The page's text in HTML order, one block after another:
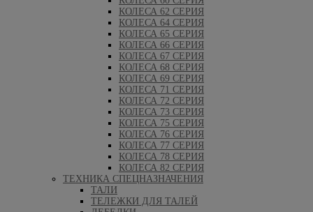
КОЛЕСА 62 СЕРИЯ
КОЛЕСА 64 СЕРИЯ
КОЛЕСА 65 СЕРИЯ
КОЛЕСА 66 СЕРИЯ
КОЛЕСА 67 СЕРИЯ
КОЛЕСА 68 СЕРИЯ
КОЛЕСА 69 СЕРИЯ
КОЛЕСА 71 СЕРИЯ
КОЛЕСА 72 СЕРИЯ
КОЛЕСА 73 СЕРИЯ
КОЛЕСА 75 СЕРИЯ
КОЛЕСА 76 СЕРИЯ
КОЛЕСА 77 СЕРИЯ
КОЛЕСА 78 СЕРИЯ
КОЛЕСА 82 СЕРИЯ
ТЕХНИКА СПЕЦНАЗНАЧЕНИЯ
ТАЛИ
ТЕЛЕЖКИ ДЛЯ ТАЛЕЙ